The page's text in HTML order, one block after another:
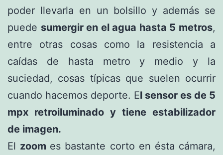
poder llevarla en un bolsillo y además se
puede sumergir en el agua hasta 5 metros,
entre otras cosas como la resistencia a
caídas de hasta metro y medio y la
suciedad, cosas típicas que suelen ocurrir
cuando hacemos deporte. El sensor es de 5
mpx retroiluminado y tiene estabilizador
de imagen.
El zoom es bastante corto en ésta cámara,